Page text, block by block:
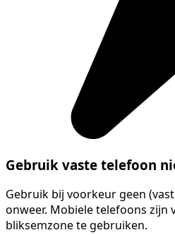
Gebruik vaste telefoon
Gebruik bij voorkeur geen
onweer. Mobiele telefoons zijn
bliksemzone te gebruiken.